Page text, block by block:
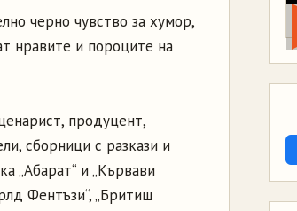
черно чувство за хумор,
нравите и пороците на
продуцент,
сборници с разкази и
„Абарат“ и „Кървави
Фентъзи“, „Бритиш